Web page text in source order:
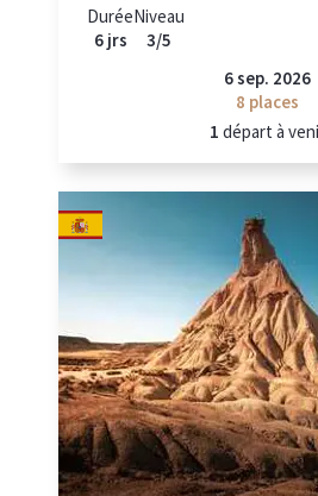
Durée
6 jrs
Niveau
3/5
6 sep. 2026
8 places
1 départ à